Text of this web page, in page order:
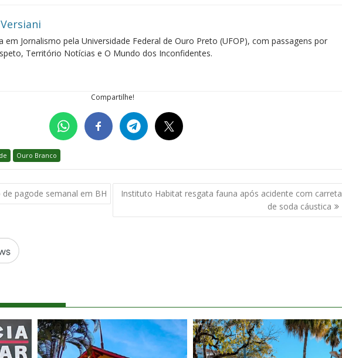
em Jornalismo pela Universidade Federal de Ouro Preto (UFOP), com passagens por
Território Notícias e O Mundo dos Inconfidentes.
Compartilhe!
Ouro Branco
pagode semanal em BH
Instituto Habitat resgata fauna após acidente com carreta
de soda cáustica